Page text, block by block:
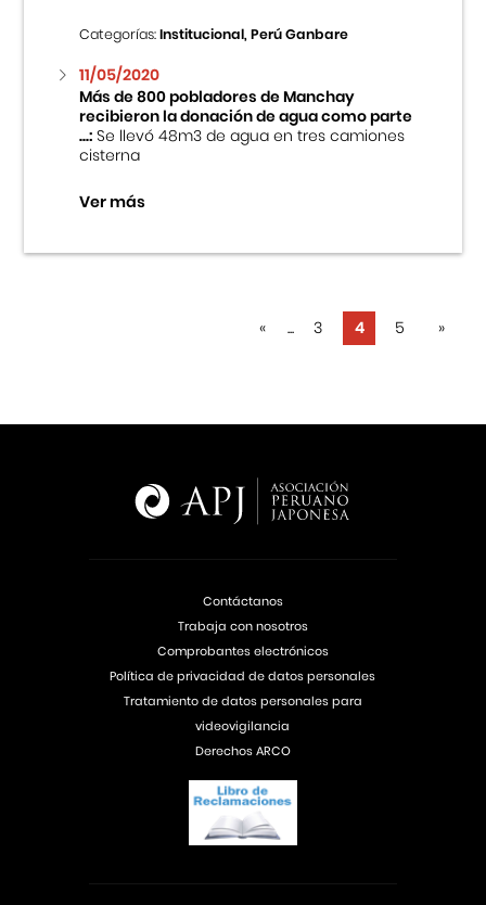
Categorías:Institucional, Perú Ganbare
11/05/2020
Más de 800 pobladores de Manchay
recibieron la donación de agua como parte
...:Se llevó 48m3 de agua en tres camiones
cisterna
Ver más
« ... 3 4 5 »
Contáctanos
Trabaja con nosotros
Comprobantes electrónicos
Política de privacidad de datos personales
Tratamiento de datos personales para
videovigilancia
Derechos ARCO